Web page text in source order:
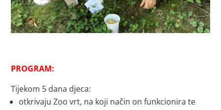
PROGRAM:
Tijekom 5 dana djeca:
otkrivaju Zoo vrt, na koji način on funkcionira te